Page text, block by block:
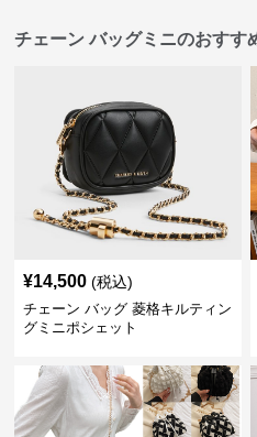
チェーン バッグミニのおすす
¥14,500 (税込)
チェーン バッグ 菱格キルティン
グミニポシェット